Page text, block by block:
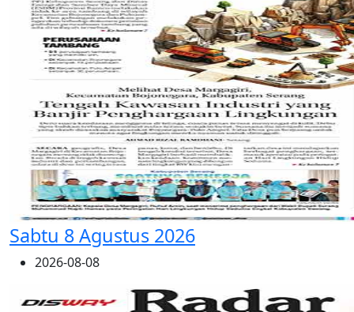
Sabtu 8 Agustus 2026
2026-08-08